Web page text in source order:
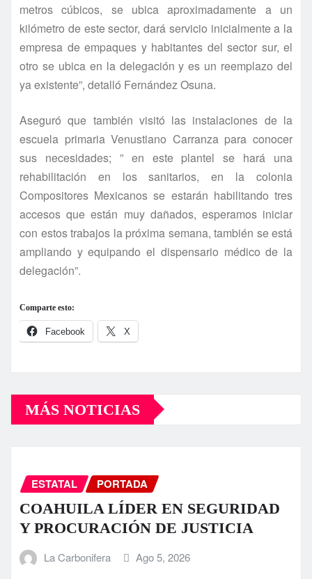
metros cúbicos, se ubica aproximadamente a un
kilómetro de este sector, dará servicio inicialmente a la
empresa de empaques y habitantes del sector sur, el
otro se ubica en la delegación y es un reemplazo del
ya existente”, detalló Fernández Osuna.
Aseguró que también visitó las instalaciones de la
escuela primaria Venustiano Carranza para conocer
sus necesidades; ” en este plantel se hará una
rehabilitación en los sanitarios, en la colonia
Compositores Mexicanos se estarán habilitando tres
accesos que están muy dañados, esperamos iniciar
con estos trabajos la próxima semana, también se está
ampliando y equipando el dispensario médico de la
delegación”.
Comparte esto:
Facebook X
MÁS NOTICIAS
ESTATAL PORTADA
COAHUILA LÍDER EN SEGURIDAD
Y PROCURACIÓN DE JUSTICIA
La Carbonifera Ago 5, 2026